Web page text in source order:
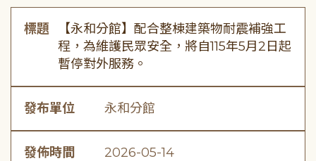
標題
【永和分館】配合整棟建築物耐震補強工
程，為維護民眾安全，將自115年5月2日起
暫停對外服務。
發布單位 永和分館
發佈時間 2026-05-14